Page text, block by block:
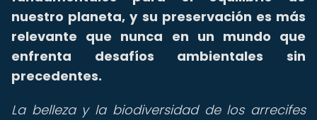
nuestro planeta, y su preservación es más
relevante que nunca en un mundo que
enfrenta desafíos ambientales sin
precedentes.
La belleza y la biodiversidad de los arrecifes